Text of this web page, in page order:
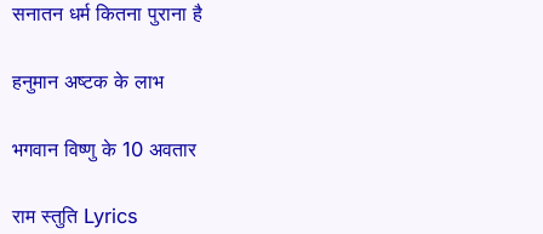
सनातन धर्म कितना पुराना है
हनुमान अष्टक के लाभ
भगवान विष्णु के 10 अवतार
राम स्तुति Lyrics